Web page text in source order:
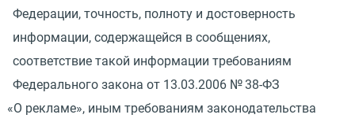
Федерации, точность, полноту и достоверность
информации, содержащейся в сообщениях,
соответствие такой информации требованиям
Федерального закона от 13.03.2006 № 38-ФЗ
«О рекламе», иным требованиям законодательства